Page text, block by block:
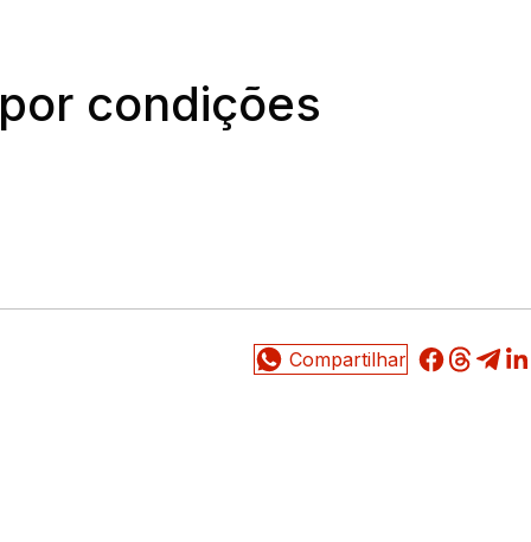
condições